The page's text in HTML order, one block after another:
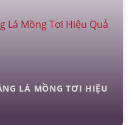
LÁ MỒNG TƠI HIỆU